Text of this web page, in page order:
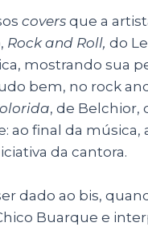
covers que a
Rock and Roll, do
mostrando sua
bem, no rock
, de Belchior,
ao final da
da cantora.
dado ao bis,
Buarque e